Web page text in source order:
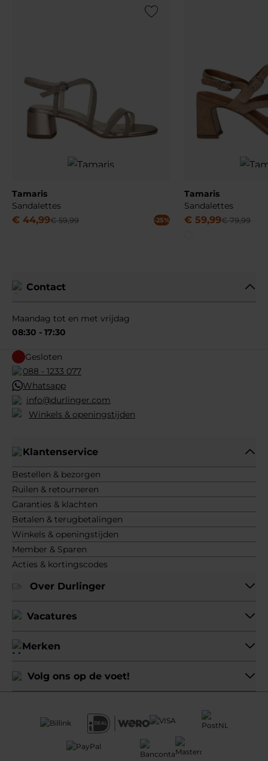
Add to Wishlist
Tamaris
Sandalettes
€ 44,99€ 59,99 -25%
Tamaris
Sandalettes
€ 59,99€ 79,99
Contact
Maandag tot en met vrijdag
08:30 - 17:30
Gesloten
088 - 1233 077
Whatsapp
info@durlinger.com
Winkels & openingstijden
Klantenservice
Bestellen & bezorgen
Ruilen & retourneren
Garanties & klachten
Betalen & terugbetalingen
Winkels & openingstijden
Member & Sparen
Acties & kortingscodes
Over Durlinger
Vacatures
Merken
Volg ons op de voet!